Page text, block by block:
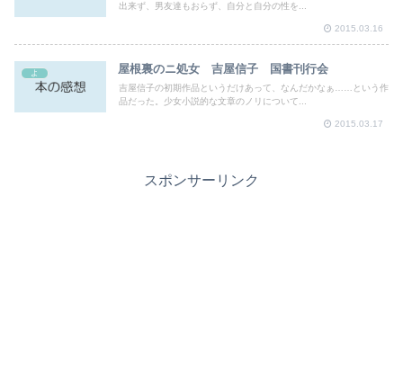
出来ず、男友達もおらず、自分と自分の性を...
2015.03.16
よ 屋根裏のニ処女 吉屋信子 国書刊行会
吉屋信子の初期作品というだけあって、なんだかなぁ……という作
品だった。少女小説的な文章のノリについて...
2015.03.17
スポンサーリンク